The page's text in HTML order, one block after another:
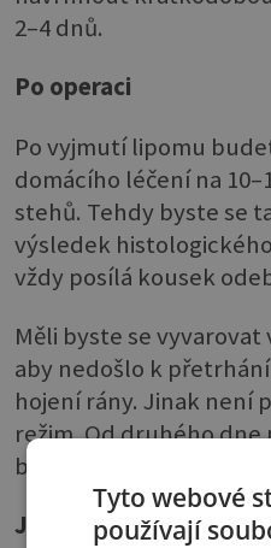
2–4 dnů.
Po operaci
Po vyjmutí lipomu
domácího léčení na
stehů. Tehdy byste se
výsledek
vždy posílá kousek
Měli byste se
aby nedošlo k
hojení rány. Jinak není
režim. Od druhého dne
běžně sprchovat.
Jak lipomu předcházet
Tyto webové
používají